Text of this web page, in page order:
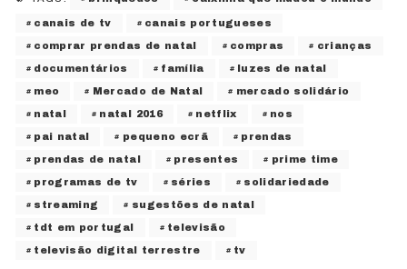
canais de tv canais portugueses
comprar prendas de natal compras crianças
documentários família luzes de natal
meo Mercado de Natal mercado solidário
natal natal 2016 netflix nos
pai natal pequeno ecrã prendas
prendas de natal presentes prime time
programas de tv séries solidariedade
streaming sugestões de natal
tdt em portugal televisão
televisão digital terrestre tv